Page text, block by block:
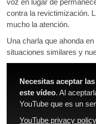
voz en lugar de
contra la revictimización.
mucho la atención.
Una charla que ahonda
situaciones similares y
Necesitas aceptar
este vídeo. Al
YouTube que es un
YouTube privacy policy